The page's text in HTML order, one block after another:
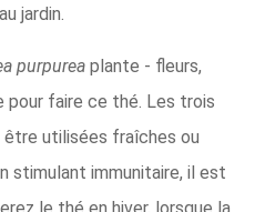
jardin.
purpurea plante - fleurs,
pour faire ce thé. Les trois
utilisées fraîches ou
stimulant immunitaire, il est